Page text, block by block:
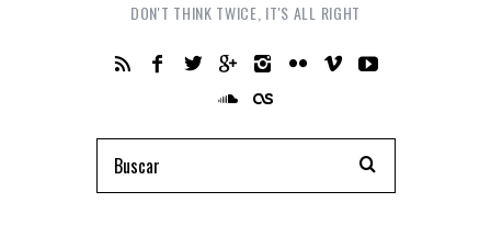
DON'T THINK TWICE, IT'S ALL RIGHT